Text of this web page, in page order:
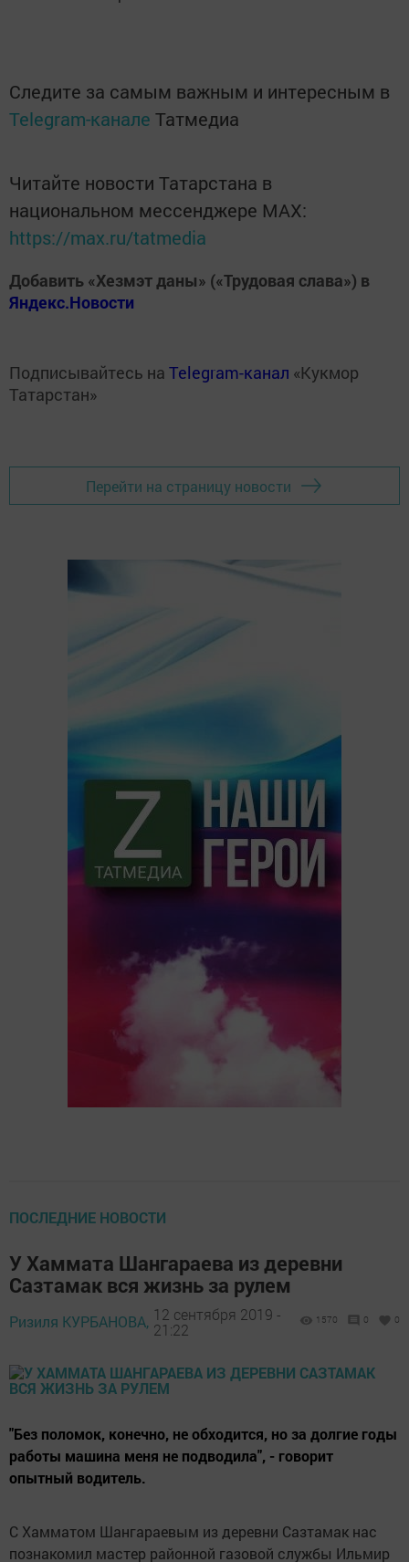
Следите за самым важным и интересным в
Telegram-канале Татмедиа
Читайте новости Татарстана в
национальном мессенджере MАХ:
https://max.ru/tatmedia
Добавить «Хезмэт даны» («Трудовая слава») в
Яндекс.Новости
Подписывайтесь на Telegram-канал «Кукмор
Татарстан»
Перейти на страницу новости
ПОСЛЕДНИЕ НОВОСТИ
У Хаммата Шангараева из деревни
Сазтамак вся жизнь за рулем
Ризиля КУРБАНОВА, 12 сентября 2019 -
21:22
1570 0 0
"Без поломок, конечно, не обходится, но за долгие годы
работы машина меня не подводила", - говорит
опытный водитель.
С Хамматом Шангараевым из деревни Сазтамак нас
познакомил мастер районной газовой службы Ильмир